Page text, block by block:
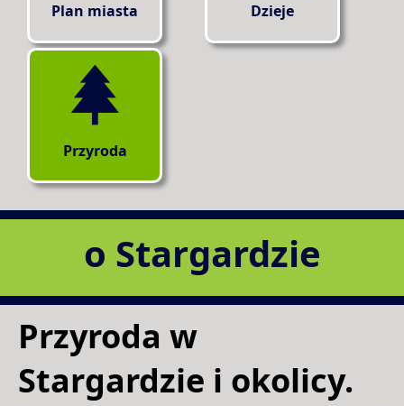
Plan miasta Dzieje
Przyroda
o Stargardzie
Przyroda w
Stargardzie i okolicy.